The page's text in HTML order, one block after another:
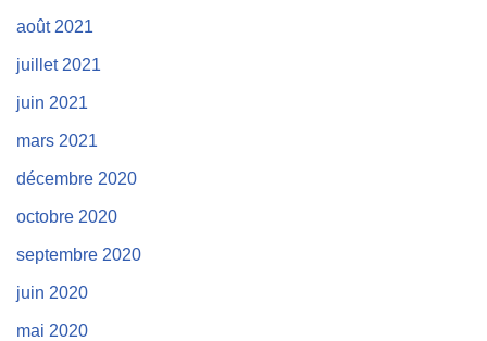
août 2021
juillet 2021
juin 2021
mars 2021
décembre 2020
octobre 2020
septembre 2020
juin 2020
mai 2020